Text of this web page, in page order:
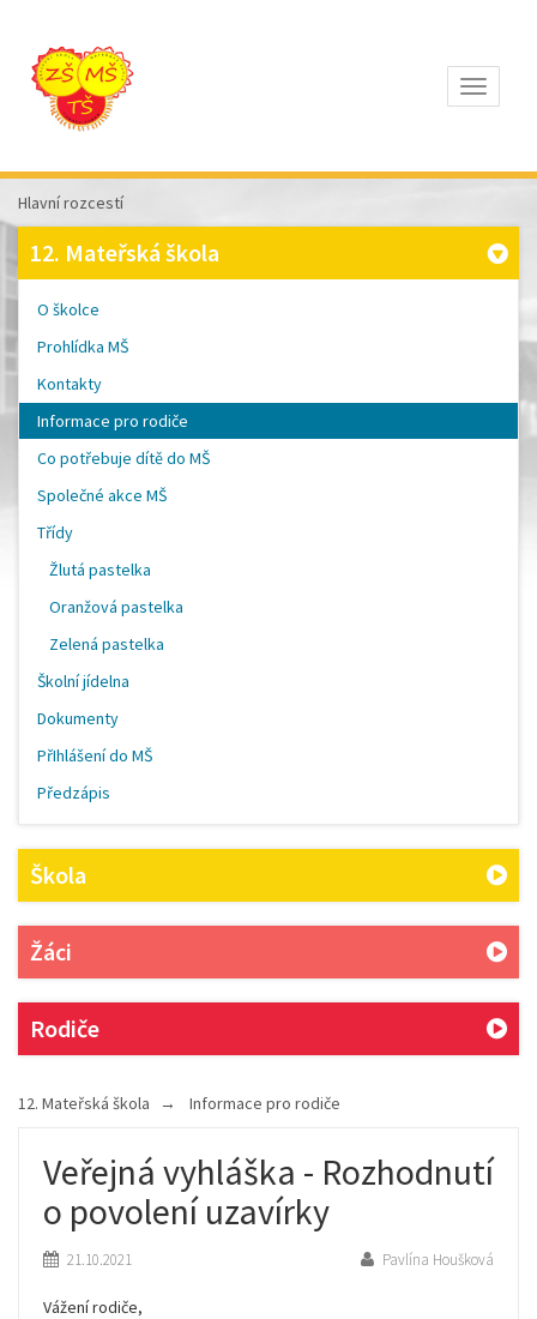
ZÁKLADNÍ
ŠKOLA
TOMÁŠE
ŠOBRA
A
M ATEŘSKÁ
PÍSEK
Hlavní rozcestí
12. Mateřská škola
O školce
Prohlídka MŠ
Kontakty
Informace pro rodiče
Co potřebuje dítě do MŠ
Společné akce MŠ
Třídy
Žlutá pastelka
Oranžová pastelka
Zelená pastelka
Školní jídelna
Dokumenty
PřIhlášení do MŠ
Předzápis
Škola
Žáci
Rodiče
12. Mateřská škola Informace pro rodiče
Veřejná vyhláška - Rozhodnutí
o povolení uzavírky
Pavlína Houšková
21.10.2021
Vážení rodiče,